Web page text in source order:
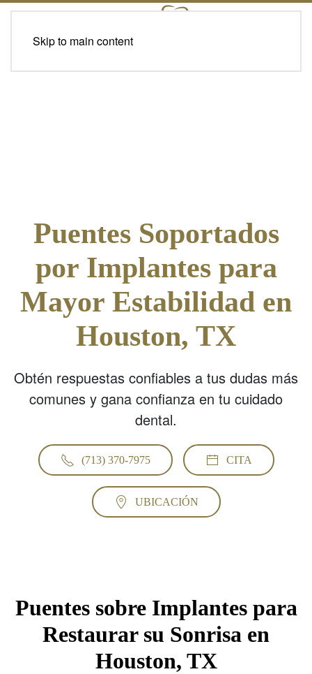
Skip to main content
Puentes Soportados
por Implantes para
Mayor Estabilidad en
Houston, TX
Obtén respuestas confiables a tus dudas más
comunes y gana confianza en tu cuidado
dental.
(713) 370-7975 CITA
UBICACIÓN
Puentes sobre Implantes para
Restaurar su Sonrisa en
Houston, TX